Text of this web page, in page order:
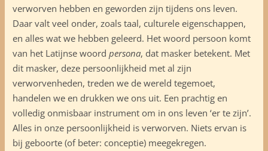
verworven hebben en geworden zijn tijdens ons leven.
Daar valt veel onder, zoals taal, culturele eigenschappen,
en alles wat we hebben geleerd. Het woord persoon komt
van het Latijnse woord persona, dat masker betekent. Met
dit masker, deze persoonlijkheid met al zijn
verworvenheden, treden we de wereld tegemoet,
handelen we en drukken we ons uit. Een prachtig en
volledig onmisbaar instrument om in ons leven ‘er te zijn’.
Alles in onze persoonlijkheid is verworven. Niets ervan is
bij geboorte (of beter: conceptie) meegekregen.